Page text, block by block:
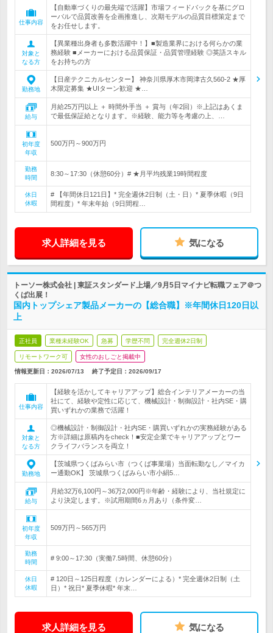
仕事内容
【自動車づくりの最先端で活躍】市場フィードバックを基にグロ
ーバルで品質改善を企画推進し、次期モデルの品質目標策定まで
をお任せします。
対象と
なる方
【異業種出身者も多数活躍中！】■製造業界における何らかの業
務経験 ■メーカーにおける品質保証・品質管理経験 ◎英語スキル
をお持ちの方
勤務地
【日産テクニカルセンター】 神奈川県厚木市岡津古久560-2 ★厚
木限定募集 ★UIターン歓迎 ★…
給与
月給25万円以上 ＋ 時間外手当 ＋ 賞与（年2回）※上記はあくま
で最低保証給となります。※経験、能力等を考慮の上、…
初年度
年収
500万円～900万円
勤務
時間
8:30～17:30（休憩60分）# ★月平均残業19時間程度
休日
休暇
# 【年間休日121日】* 完全週休2日制（土・日）* 夏季休暇（9日
間程度）* 年末年始（9日間程…
求人詳細を見る 気になる
トーソー株式会社 | 東証スタンダード上場／9月5日マイナビ転職フェア＠つ
くば出展！
国内トップシェア製品メーカーの【総合職】※年間休日120日以
上
正社員 業種未経験OK 急募 学歴不問 完全週休2日制
リモートワーク可 女性のおしごと掲載中
情報更新日：2026/07/13 終了予定日： 2026/09/17
仕事内容
【経験を活かしてキャリアアップ】総合インテリアメーカーの当
社にて、経験や定性に応じて、機械設計・制御設計・社内SE・購
買いずれかの業務で活躍！
対象と
なる方
◎機械設計・制御設計・社内SE・購買いずれかの実務経験がある
方※詳細は原稿内をcheck！■安定企業でキャリアアップとワー
クライフバランスを両立！
勤務地
【茨城県つくばみらい市（つくば事業場）当面転勤なし／マイカ
ー通勤OK】 茨城県つくばみらい市小絹5…
給与
月給32万6,100円～36万2,000円※年齢・経験により、当社規定に
より決定します。※試用期間6ヵ月あり（条件変…
初年度
年収
509万円～565万円
勤務
時間
# 9:00～17:30（実働7.5時間、休憩60分）
休日
休暇
# 120日～125日程度（カレンダーによる）* 完全週休2日制（土
日）* 祝日* 夏季休暇* 年末…
求人詳細を見る 気になる